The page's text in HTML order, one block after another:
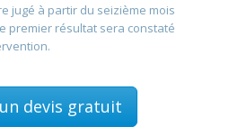
jugé à partir du seizième mois
premier résultat sera constaté
devis gratuit